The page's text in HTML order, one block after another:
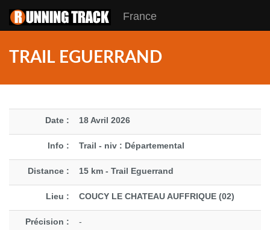
France
TRAIL EGUERRAND
Date : 18 Avril 2026
Info : Trail - niv : Départemental
Distance : 15 km - Trail Eguerrand
Lieu : COUCY LE CHATEAU AUFFRIQUE (02)
Précision : -